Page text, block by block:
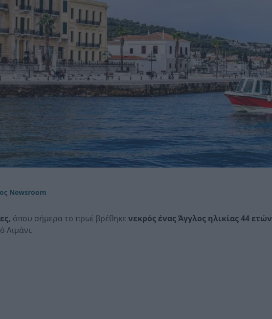
Newsroom
όπου σήμερα το πρωί βρέθηκενεκρός ένας Άγγλος ηλικίας 44 ετών
Λιμάνι.